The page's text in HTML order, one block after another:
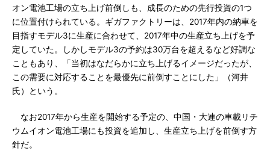
オン電池工場の立ち上げ前倒しも、成長のための先行投資の1つ
に位置付けられている。ギガファクトリーは、2017年内の納車を
目指すモデル3に生産に合わせて、2017年中の生産立ち上げを予
定していた。しかしモデル3の予約は30万台を超えるなど好調な
こともあり、「当初はなだらかに立ち上げるイメージだったが、
この需要に対応することを最優先に前倒すことにした」（河井
氏）という。
なお2017年から生産を開始する予定の、中国・大連の車載リチ
ウムイオン電池工場にも投資を追加し、生産立ち上げを前倒す方
針だ。